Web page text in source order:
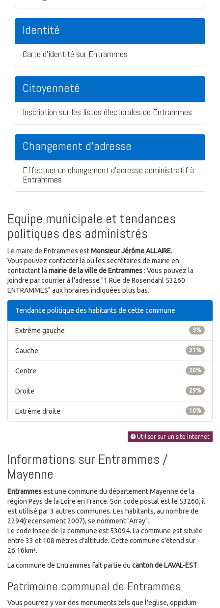
Identité
Carte d'identité sur Entrammes
Citoyenneté
Inscription sur les listes électorales de Entrammes
Changement d'adresse
Effectuer un changement d'adresse administratif à
Entrammes
Equipe municipale et tendances
politiques des administrés
Le maire de Entrammes estMonsieur Jérôme ALLAIRE.
Vous pouvez contacter la ou les secrétaires de mairie en
contactant la mairie de la ville de Entrammes: Vous pouvez la
joindre par courrier à l'adresse "1 Rue de Rosendahl 53260
ENTRAMMES" aux horaires indiquées plus bas.
Tendance politique des habitants de cette commune
9%
Extrême gauche
31%
Gauche
20%
Centre
29%
Droite
10%
Extrême droite
Utiliser sur un site Internet
Informations sur Entrammes /
Mayenne
Entrammesest une commune du département Mayenne de la
région Pays de la Loire en France. Son code postal est le 53260, il
est utilisé par 3 autres communes. Les habitants, au nombre de
2294(recensement 2007), se nomment "Array"..
Le code Insee de la commune est 53094. La commune est située
entre 33 et 108 mètres d'altitude. Cette commune s'étend sur
26.16km².
La commune de Entrammes fait partie du canton de LAVAL-EST.
Patrimoine communal de Entrammes
Vous pourrez y voir des monuments tels que l'eglise, oppidum